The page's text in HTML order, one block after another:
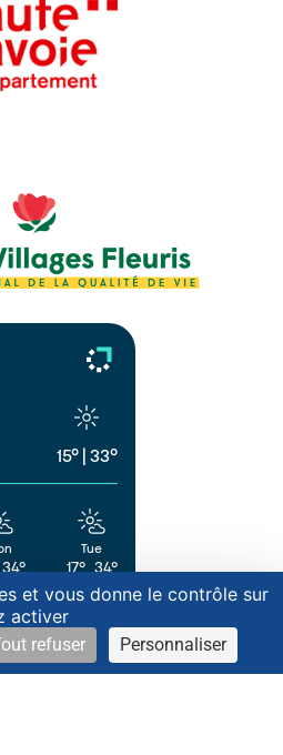
15°| 33°
34°
Tue
17° 34°
Weather API
Sociaux
et vous donne le contrôle sur
activer
refuser Personnaliser